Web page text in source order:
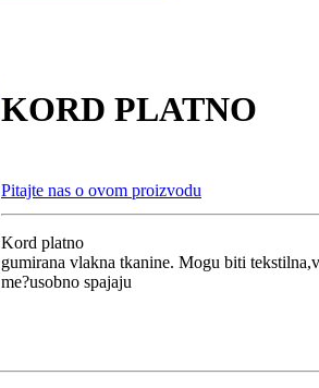
KORD PLATNO
Pitajte nas o ovom proizvodu
Kord platno
gumirana vlakna tkanine. Mogu biti
me?usobno spajaju